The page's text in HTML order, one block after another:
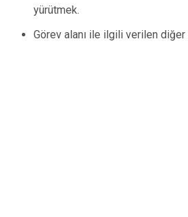
yürütmek.
Görev alanı ile ilgili verilen